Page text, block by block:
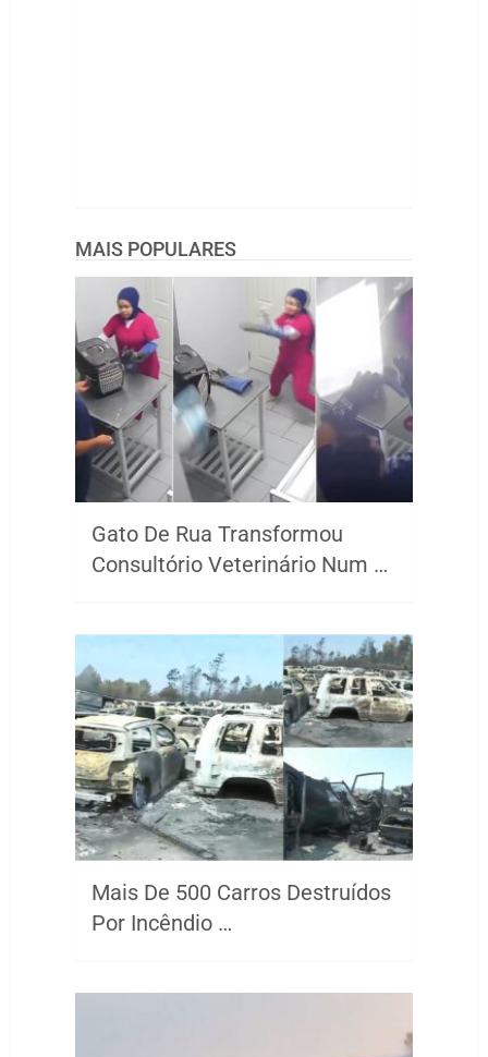
MAIS POPULARES
Gato De Rua Transformou
Consultório Veterinário Num …
Mais De 500 Carros Destruídos
Por Incêndio …